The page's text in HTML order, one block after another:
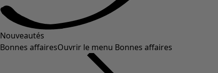
Nouveautés
Bonnes affairesOuvrir le menu Bonnes affaires